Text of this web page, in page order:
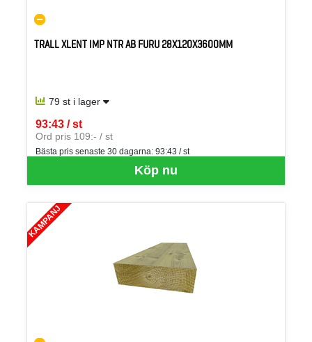
TRALL XLENT IMP NTR AB FURU 28X120X3600MM
79 st i lager
Köp nu
93:43 / st
SEK per ST
Ord pris 109:- / st
Bästa pris senaste 30 dagarna: 93:43 / st
KAMPANJ